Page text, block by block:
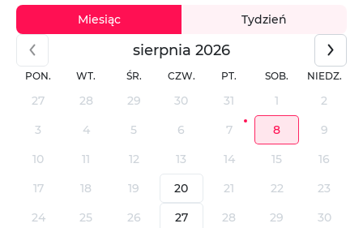
Miesiąc Tydzień
sierpnia 2026
PON. WT. ŚR. CZW. PT. SOB. NIEDZ.
27 28 29 30 31 1
2
3
4 5 6 7 8
9
10
11 12 13 14 15
16
17
18 19 20 21 22
23
24
25 26 27 28 29
30